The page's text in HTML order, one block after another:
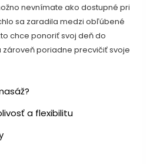
nevnímate ako dostupné pri
sa zaradila medzi obľúbené
chce ponoriť svoj deň do
poriadne precvičiť svoje
a flexibilitu